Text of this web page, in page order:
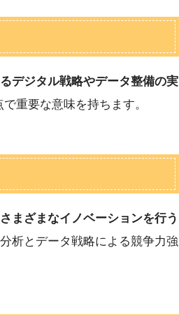
デジタル戦略やデータ整備の実
重要な意味を持ちます。
まざまなイノベーションを行う
析とデータ戦略による競争力強